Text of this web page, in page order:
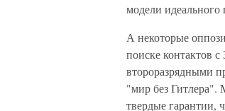
модели идеального
А некоторые
поиске контактов
второразрядными
"мир без Гитлера".
твердые гарантии,